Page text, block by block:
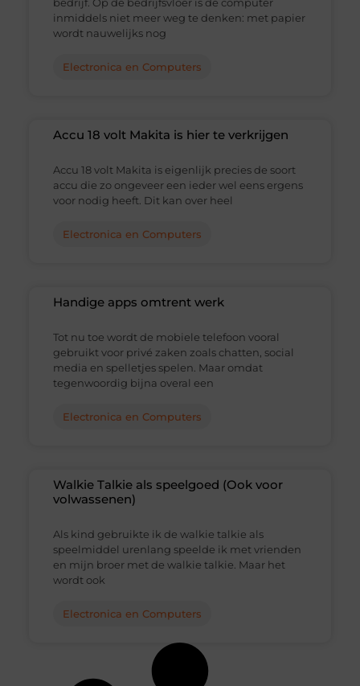
inmiddels niet meer weg te denken: met papier
wordt nauwelijks nog
Electronica en Computers
Accu 18 volt Makita is hier te verkrijgen
Accu 18 volt Makita is eigenlijk precies de soort
accu die zo ongeveer een ieder wel eens ergens
voor nodig heeft. Dit kan over heel
Electronica en Computers
Handige apps omtrent werk
Tot nu toe wordt de mobiele telefoon vooral
gebruikt voor privé zaken zoals chatten, social
media en spelletjes spelen. Maar omdat
tegenwoordig bijna overal een
Electronica en Computers
Walkie Talkie als speelgoed (Ook voor
volwassenen)
Als kind gebruikte ik de walkie talkie als
speelmiddel urenlang speelde ik met vrienden
en mijn broer met de walkie talkie. Maar het
wordt ook
Electronica en Computers